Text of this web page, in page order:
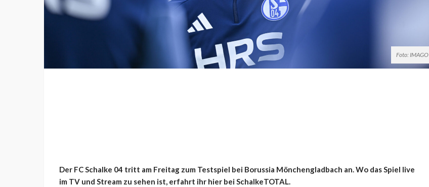
Foto: IMAGO
Der FC Schalke 04 tritt am Freitag zum Testspiel bei Borussia Mönchengladbach an. Wo das Spiel live
im TV und Stream zu sehen ist, erfahrt ihr hier bei SchalkeTOTAL.